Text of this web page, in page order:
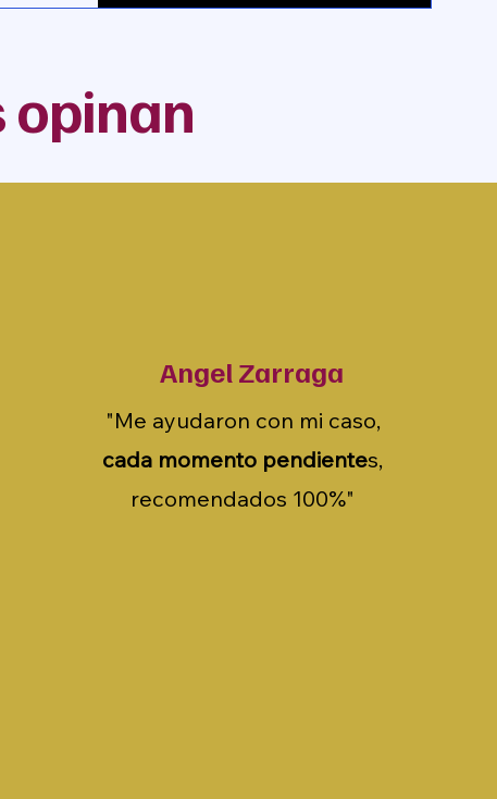
opinan
Angel Zarraga
"Me ayudaron con mi caso,
cada momento pendientes,
recomendados 100%"